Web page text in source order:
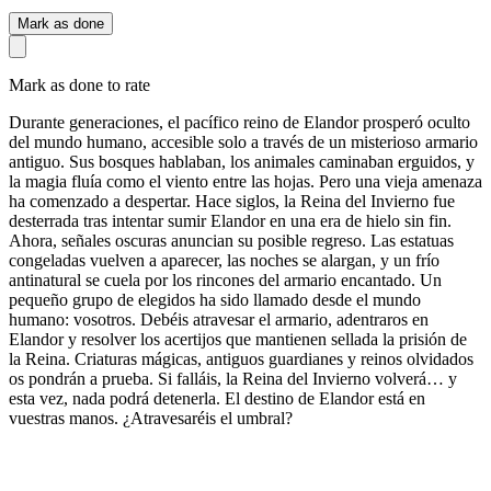
Mark as done
Mark as done to rate
Durante generaciones, el pacífico reino de Elandor prosperó oculto
del mundo humano, accesible solo a través de un misterioso armario
antiguo. Sus bosques hablaban, los animales caminaban erguidos, y
la magia fluía como el viento entre las hojas. Pero una vieja amenaza
ha comenzado a despertar. Hace siglos, la Reina del Invierno fue
desterrada tras intentar sumir Elandor en una era de hielo sin fin.
Ahora, señales oscuras anuncian su posible regreso. Las estatuas
congeladas vuelven a aparecer, las noches se alargan, y un frío
antinatural se cuela por los rincones del armario encantado. Un
pequeño grupo de elegidos ha sido llamado desde el mundo
humano: vosotros. Debéis atravesar el armario, adentraros en
Elandor y resolver los acertijos que mantienen sellada la prisión de
la Reina. Criaturas mágicas, antiguos guardianes y reinos olvidados
os pondrán a prueba. Si falláis, la Reina del Invierno volverá… y
esta vez, nada podrá detenerla. El destino de Elandor está en
vuestras manos. ¿Atravesaréis el umbral?